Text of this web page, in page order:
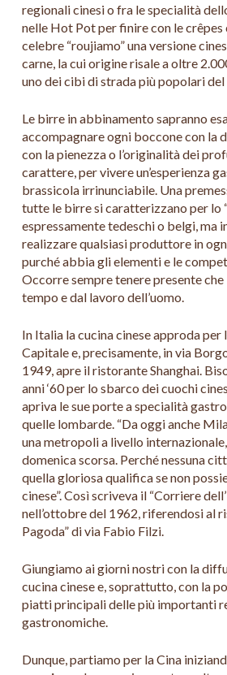
regionali cinesi o fra le specialità
nelle Hot Pot per finire con le crêpes
celebre “roujiamo” una versione
carne, la cui origine risale a oltre
uno dei cibi di strada più popolari del
Le birre in abbinamento sapranno
accompagnare ogni boccone con la
con la pienezza o l’originalità dei
carattere, per vivere un’esperienza
brassicola irrinunciabile. Una
tutte le birre si caratterizzano per lo
espressamente tedeschi o belgi, ma
realizzare qualsiasi produttore in
purché abbia gli elementi e le
Occorre sempre tenere presente che
tempo e dal lavoro dell’uomo.
In Italia la cucina cinese approda per
Capitale e, precisamente, in via
1949, apre il ristorante Shanghai.
anni ‘60 per lo sbarco dei cuochi
apriva le sue porte a specialità
quelle lombarde. “Da oggi anche
una metropoli a livello
domenica scorsa. Perché nessuna
quella gloriosa qualifica se non
cinese”. Così scriveva il “Corriere
nell’ottobre del 1962, riferendosi al
Pagoda” di via Fabio Filzi.
Giungiamo ai giorni nostri con la
cucina cinese e, soprattutto, con la
piatti principali delle più importanti
gastronomiche.
Dunque, partiamo per la Cina